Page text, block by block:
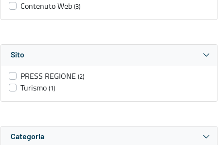
Contenuto Web (3)
Sito
PRESS REGIONE (2)
Turismo (1)
Categoria